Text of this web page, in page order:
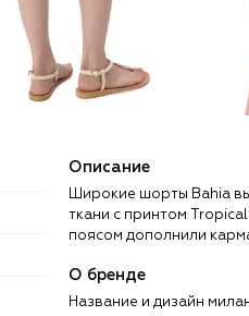
Описание
Широкие шорты Bahia
ткани с принтом
поясом дополнили
О бренде
Название и дизайн